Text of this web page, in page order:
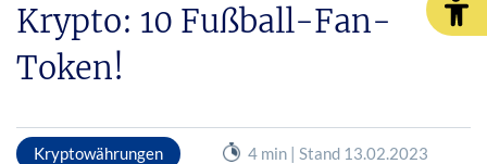
Krypto: 10 Fußball-Fan-
Token!
Kryptowährungen
4 min | Stand 13.02.2023